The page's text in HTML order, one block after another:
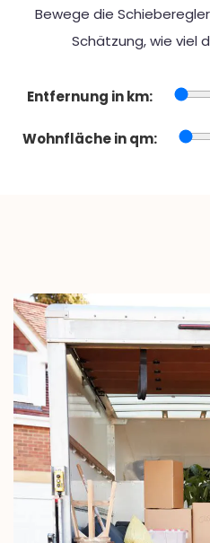
Bewege die
Schätzung, wie viel
Entfernung in km:
Wohnfläche in qm: